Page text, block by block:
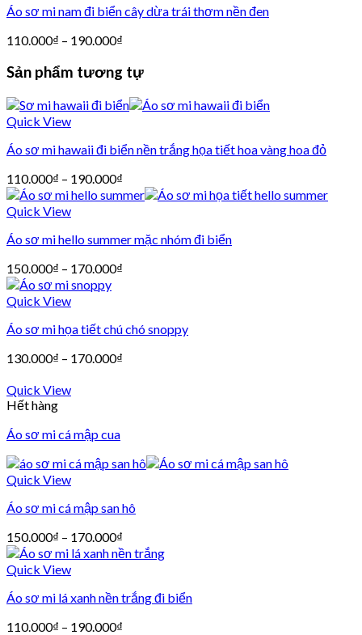
Áo sơ mi nam đi biển cây dừa trái thơm nền đen
110.000₫ – 190.000₫
Sản phẩm tương tự
Quick View
Áo sơ mi hawaii đi biển nền trắng họa tiết hoa vàng hoa đỏ
110.000₫ – 190.000₫
Quick View
Áo sơ mi hello summer mặc nhóm đi biển
150.000₫ – 170.000₫
Quick View
Áo sơ mi họa tiết chú chó snoppy
130.000₫ – 170.000₫
Quick View
Hết hàng
Áo sơ mi cá mập cua
Quick View
Áo sơ mi cá mập san hô
150.000₫ – 170.000₫
Quick View
Áo sơ mi lá xanh nền trắng đi biển
110.000₫ – 190.000₫